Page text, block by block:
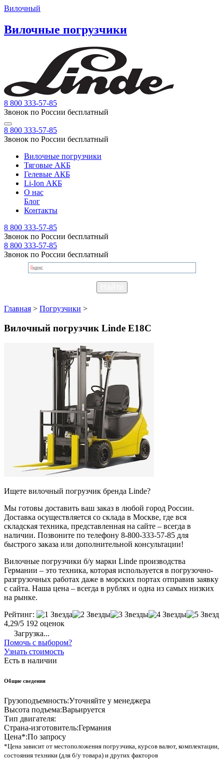
Вилочный
Вилочные погрузчики
8 800 333-57-85
Звонок по России бесплатный
8 800 333-57-85
Звонок по России бесплатный
Вилочные погрузчики
Тяговые АКБ
Гелевые АКБ
Li-Ion АКБ
О нас
Блог
Контакты
8 800 333-57-85
Звонок по России бесплатный
8 800 333-57-85
Звонок по России бесплатный
Главная > Погрузчики >
Вилочный погрузчик Linde E18C
Ищете вилочный погрузчик бренда Linde?
Мы готовы доставить ваш заказ в любой город России.
Доставка осуществляется со склада в Москве, где вся
складская техника, представленная на сайте – всегда в
наличии. Позвоните по телефону 8-800-333-57-85 для
быстрого заказа или дополнительной консультации!
Вилочные погрузчики б/у марки Linde производства
Германии – это техника, которая используется в погрузочно-
разгрузочных работах даже в морских портах отправив заявку
с сайта. Наша цена – всегда в рублях и одна из самых низких
на рынке.
Рейтинг:
4,29/5 192 оценок
Загрузка...
Помочь с выбором?
Узнать стоимость
Есть в наличии
Общие сведения
Грузоподъемность:Уточняйте у менеджера
Высота подъема:Варьируется
Тип двигателя:
Страна-изготовитель:Германия
Цена*:По запросу
*Цена зависит от местоположения погрузчика, курсов валют, комплектации,
состояния техники (для б/у товара) и других факторов